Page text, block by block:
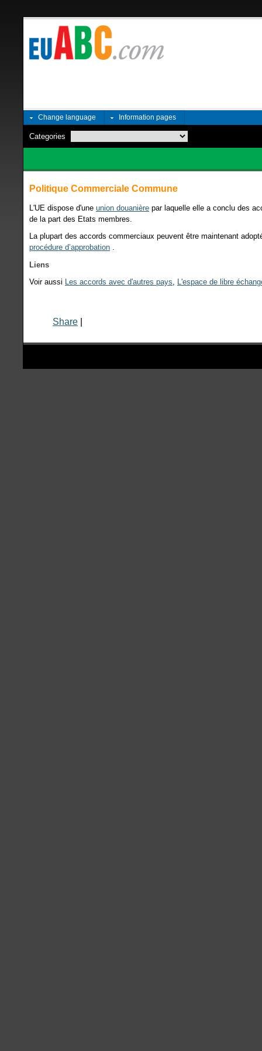
Change language Information pages
Categories
Politique Commerciale Commune
L'UE dispose d'une union douanière par laquelle elle a conclu des
de la part des Etats membres.
La plupart des accords commerciaux peuvent être maintenant
procédure d’approbation .
Liens
Voir aussi
Les accords avec d'autres pays L'espace de libre
Share